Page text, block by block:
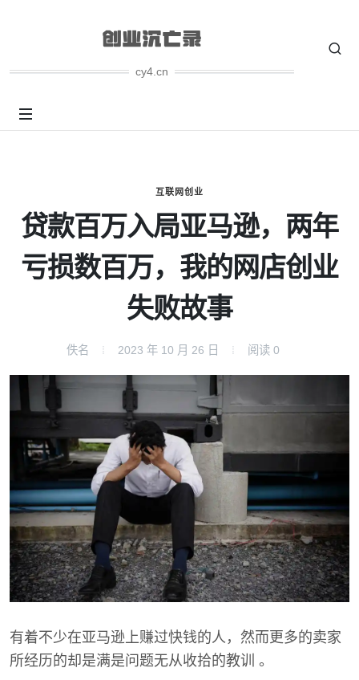
cy4.cn
互联网创业
贷款百万入局亚马逊，两年
亏损数百万，我的网店创业
失败故事
佚名 2023 年 10 月 26 日 阅读 0
有着不少在亚马逊上赚过快钱的人，然而更多的卖家
所经历的却是满是问题无从收拾的教训 。